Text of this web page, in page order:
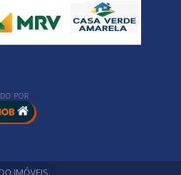
POR
IMÓVEIS.